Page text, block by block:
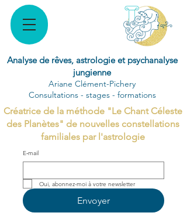
Analyse de rêves, astrologie et psychanalyse
jungienne
Ariane Clément-Pichery
Consultations - stages - formations
Créatrice de la méthode "Le Chant Céleste
des Planètes" de nouvelles constellations
familiales par l'astrologie
E‑mail
Envoyer